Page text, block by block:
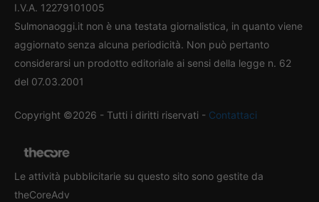
I.V.A. 12279101005
Sulmonaoggi.it non è una testata giornalistica, in quanto viene
aggiornato senza alcuna periodicità. Non può pertanto
considerarsi un prodotto editoriale ai sensi della legge n. 62
del 07.03.2001
Copyright ©2026 - Tutti i diritti riservati - Contattaci
Le attività pubblicitarie su questo sito sono gestite da
theCoreAdv